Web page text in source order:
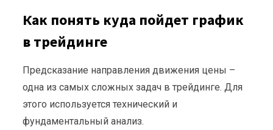
Как понять куда пойдет график
в трейдинге
Предсказание направления движения цены –
одна из самых сложных задач в трейдинге. Для
этого используется технический и
фундаментальный анализ.